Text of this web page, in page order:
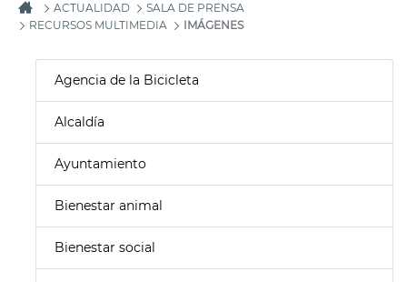
ACTUALIDAD
SALA DE PRENSA
RECURSOS MULTIMEDIA
IMÁGENES
Agencia de la Bicicleta
Alcaldía
Ayuntamiento
Bienestar animal
Bienestar social